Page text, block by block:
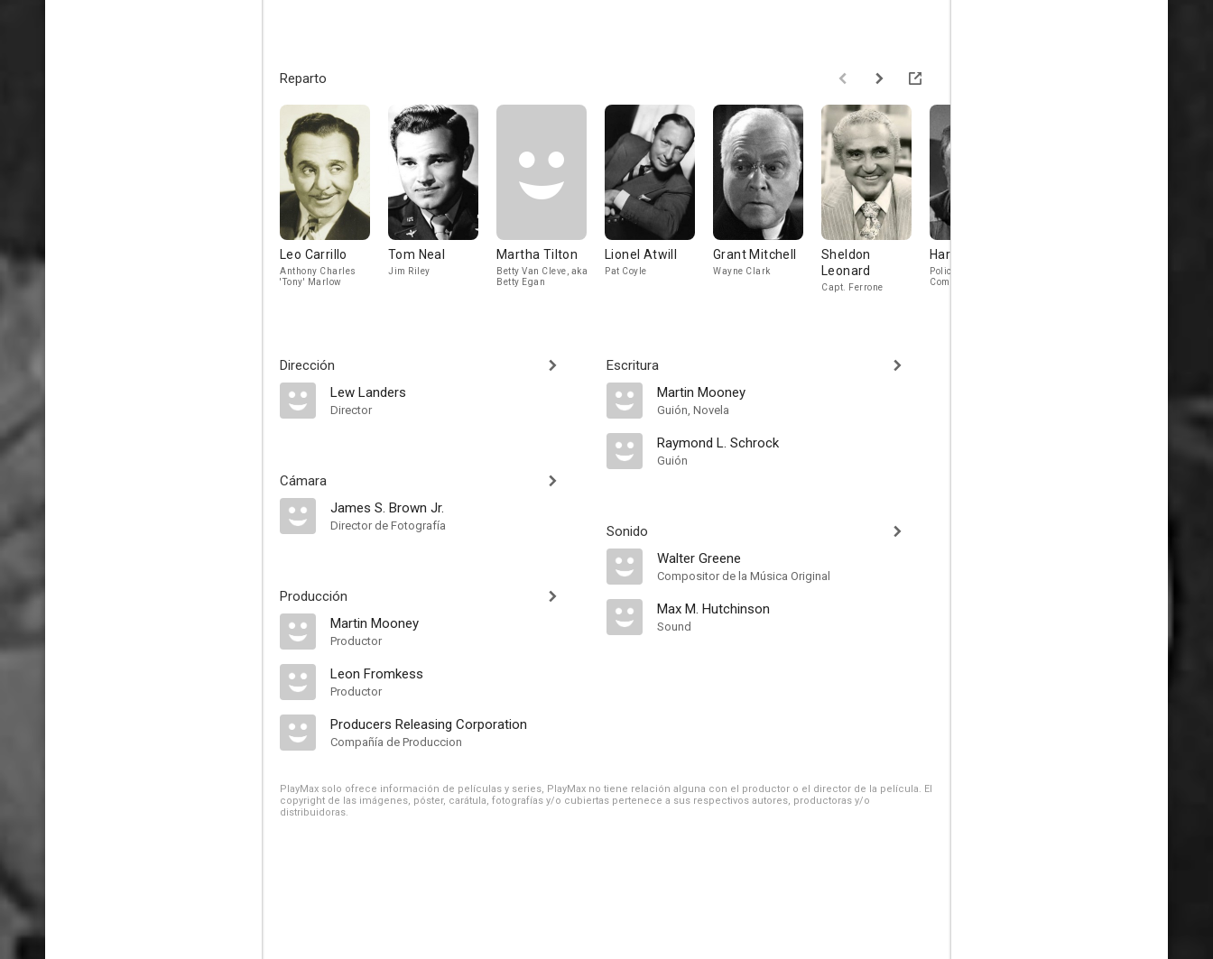
Reparto
Leo Carrillo
Anthony Charles
'Tony' Marlow
Tom Neal
Jim Riley
Martha Tilton
Betty Van Cleve, aka
Betty Egan
Lionel Atwill
Pat Coyle
Grant Mitchell
Wayne Clark
Sheldon
Leonard
Capt. Ferrone
Harry Shannon
Police
Commissioner
Dirección
Lew Landers
Director
Cámara
James S. Brown Jr.
Director de Fotografía
Producción
Martin Mooney
Productor
Leon Fromkess
Productor
Producers Releasing Corporation
Compañía de Produccion
Escritura
Martin Mooney
Guión, Novela
Raymond L. Schrock
Guión
Sonido
Walter Greene
Compositor de la Música Original
Max M. Hutchinson
Sound
PlayMax solo ofrece información de películas y series, PlayMax no tiene relación alguna con el productor o el director de la película. El
copyright de las imágenes, póster, carátula, fotografías y/o cubiertas pertenece a sus respectivos autores, productoras y/o
distribuidoras.